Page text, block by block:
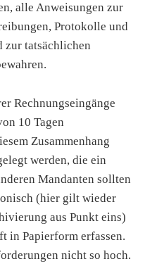
alle Anweisungen zur
Protokolle und
zur tatsächlichen
Rechnungseingänge
10 Tagen
Zusammenhang
werden, die ein
Mandanten sollten
(hier gilt wieder
aus Punkt eins)
in Papierform erfassen.
nicht so hoch.